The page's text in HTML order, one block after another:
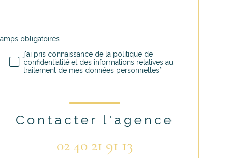
défaut
Validation
obligatoires
j'ai pris connaissance de la politique de
confidentialité et des informations relatives au
traitement de mes données personnelles*
Contacter l'agence
02 40 21 91 13